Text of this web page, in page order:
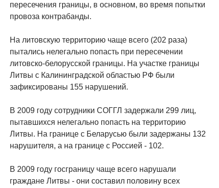
пересечения границы, в основном, во время попытки
провоза контрабанды.
На литовскую территорию чаще всего (202 раза)
пытались нелегально попасть при пересечении
литовско-белорусской границы. На участке границы
Литвы с Калининградской областью РФ были
зафиксированы 155 нарушений.
В 2009 году сотрудники СОГГЛ задержали 299 лиц,
пытавшихся нелегально попасть на территорию
Литвы. На границе с Беларусью были задержаны 132
нарушителя, а на границе с Россией - 102.
В 2009 году госграницу чаще всего нарушали
граждане Литвы - они составил половину всех